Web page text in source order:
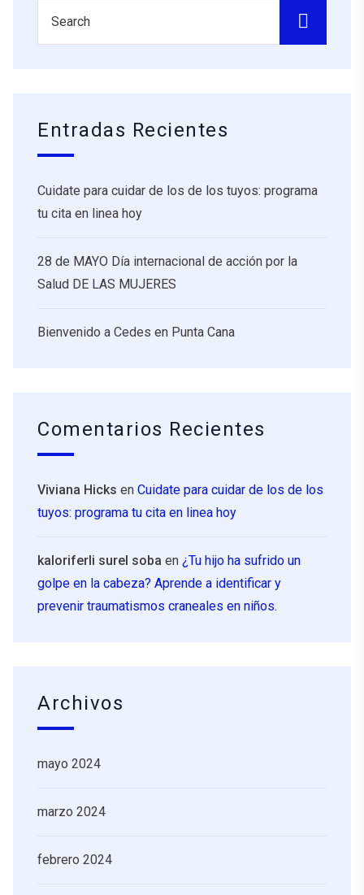
Entradas Recientes
Cuidate para cuidar de los de los tuyos: programa
tu cita en linea hoy
28 de MAYO Día internacional de acción por la
Salud DE LAS MUJERES
Bienvenido a Cedes en Punta Cana
Comentarios Recientes
Viviana Hicks en Cuidate para cuidar de los de los
tuyos: programa tu cita en linea hoy
kaloriferli surel soba en ¿Tu hijo ha sufrido un
golpe en la cabeza? Aprende a identificar y
prevenir traumatismos craneales en niños.
Archivos
mayo 2024
marzo 2024
febrero 2024